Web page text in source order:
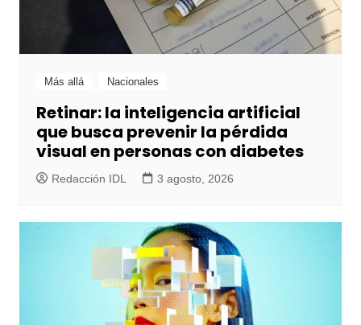
Más allá Nacionales
Retinar: la inteligencia artificial
que busca prevenir la pérdida
visual en personas con diabetes
Redacción IDL 3 agosto, 2026